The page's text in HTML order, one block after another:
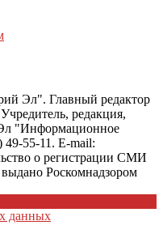
Эл". Главный редактор
редакция,
"Информационное
55-11. E-mail:
о регистрации СМИ
Роскомнадзором
данных